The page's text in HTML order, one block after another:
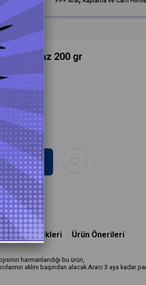
Sert Beyaz 200 gr
Seçenekleri Ürün Önerileri
harmanlandığı bu ürün,
aklını başından alacak.Aracı 3 aya kadar